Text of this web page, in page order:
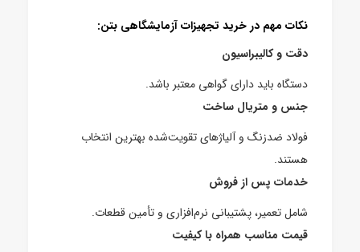
نکات مهم در خرید تجهیزات آزمایشگاهی بتن:
دقت و کالیبراسیون
دستگاه باید دارای گواهی معتبر باشد.
جنس و متریال ساخت
فولاد ضدزنگ و آلیاژهای تقویت‌شده بهترین انتخاب
هستند.
خدمات پس از فروش
شامل تعمیر، پشتیبانی نرم‌افزاری و تأمین قطعات.
قیمت مناسب همراه با کیفیت